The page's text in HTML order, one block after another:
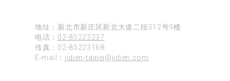
地址：新北市新庄区新北大道二段312号9楼
电话： 02-85223237
传真：02-85223168
E-mail： jidien-taipei@jidien.com